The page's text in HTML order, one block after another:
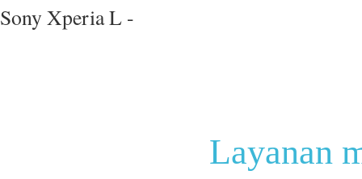
Sony Xperia L -
Layanan